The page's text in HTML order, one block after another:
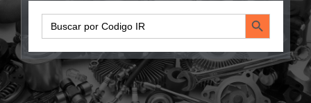
Search
for:
Search Button